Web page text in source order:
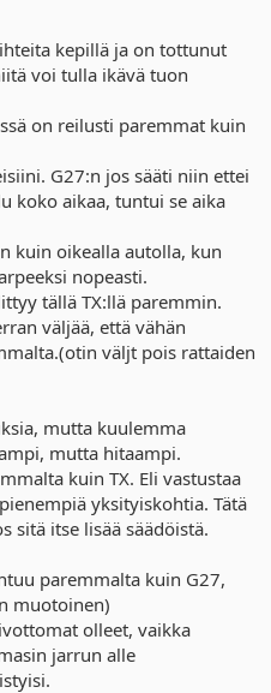
kepillä ja on tottunut
voi tulla ikävä tuon
on reilusti paremmat kuin
G27:n jos sääti niin ettei
koko aikaa, tuntui se aika
kuin oikealla autolla, kun
nopeasti.
tällä TX:llä paremmin.
väljää, että vähän
väljt pois rattaiden
mutta kuulemma
mutta hitaampi.
kuin TX. Eli vastustaa
yksityiskohtia. Tätä
sitä itse lisää säädöistä.
paremmalta kuin G27,
muotoinen)
olleet, vaikka
jarrun alle